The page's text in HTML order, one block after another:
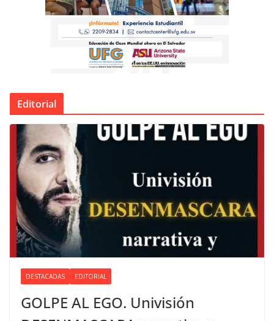
Editorial
DESTACADAS EDITORIAL
GOLPE AL EGO. Univisión